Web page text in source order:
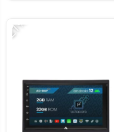
-21%